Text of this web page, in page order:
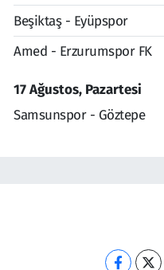
Beşiktaş - Eyüpspor
Amed - Erzurumspor FK
17 Ağustos, Pazartesi
Samsunspor - Göztepe